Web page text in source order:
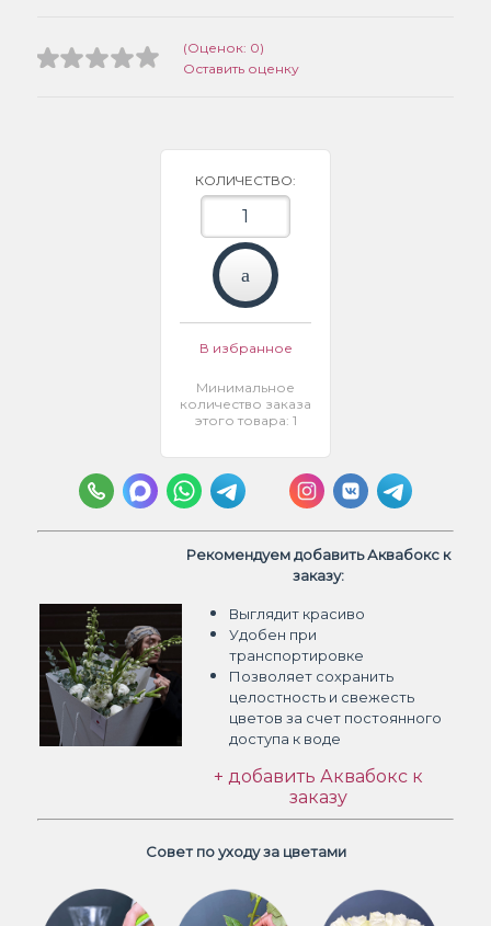
(Оценок: 0)
Оставить оценку
КОЛИЧЕСТВО:
В избранное
Минимальное
количество заказа
этого товара: 1
Рекомендуем добавить Аквабокс к
заказу:
Выглядит красиво
Удобен при
транспортировке
Позволяет сохранить
целостность и свежесть
цветов за счет постоянного
доступа к воде
+ добавить Аквабокс к
заказу
Совет по уходу за цветами